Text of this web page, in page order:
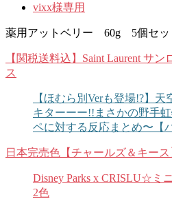
vixx様専用
薬用アットベリー 60g 5個セ
【関税送料込】Saint Laurent サ
ス
【ほむら別Verも登場!?】
キターーー!!まさかの野手
ペに対する反応まとめ〜【
日本完売色【チャールズ＆キー
Disney Parks x CRISLU☆ミ
2色